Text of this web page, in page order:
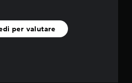
per valutare